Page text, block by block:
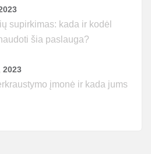
supirkimas: kada ir kodėl
šia paslauga?
2023
įmonė ir kada jums